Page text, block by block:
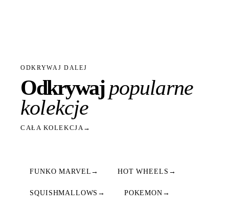
ODKRYWAJ DALEJ
Odkrywajpopularne
kolekcje
CAŁA KOLEKCJA→
FUNKO MARVEL → HOT WHEELS →
SQUISHMALLOWS → POKEMON →